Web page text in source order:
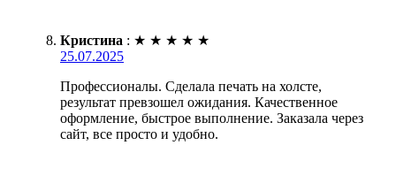
Кристина : ★ ★ ★ ★ ★
25.07.2025
Профессионалы. Сделала печать на холсте,
результат превзошел ожидания. Качественное
оформление, быстрое выполнение. Заказала через
сайт, все просто и удобно.